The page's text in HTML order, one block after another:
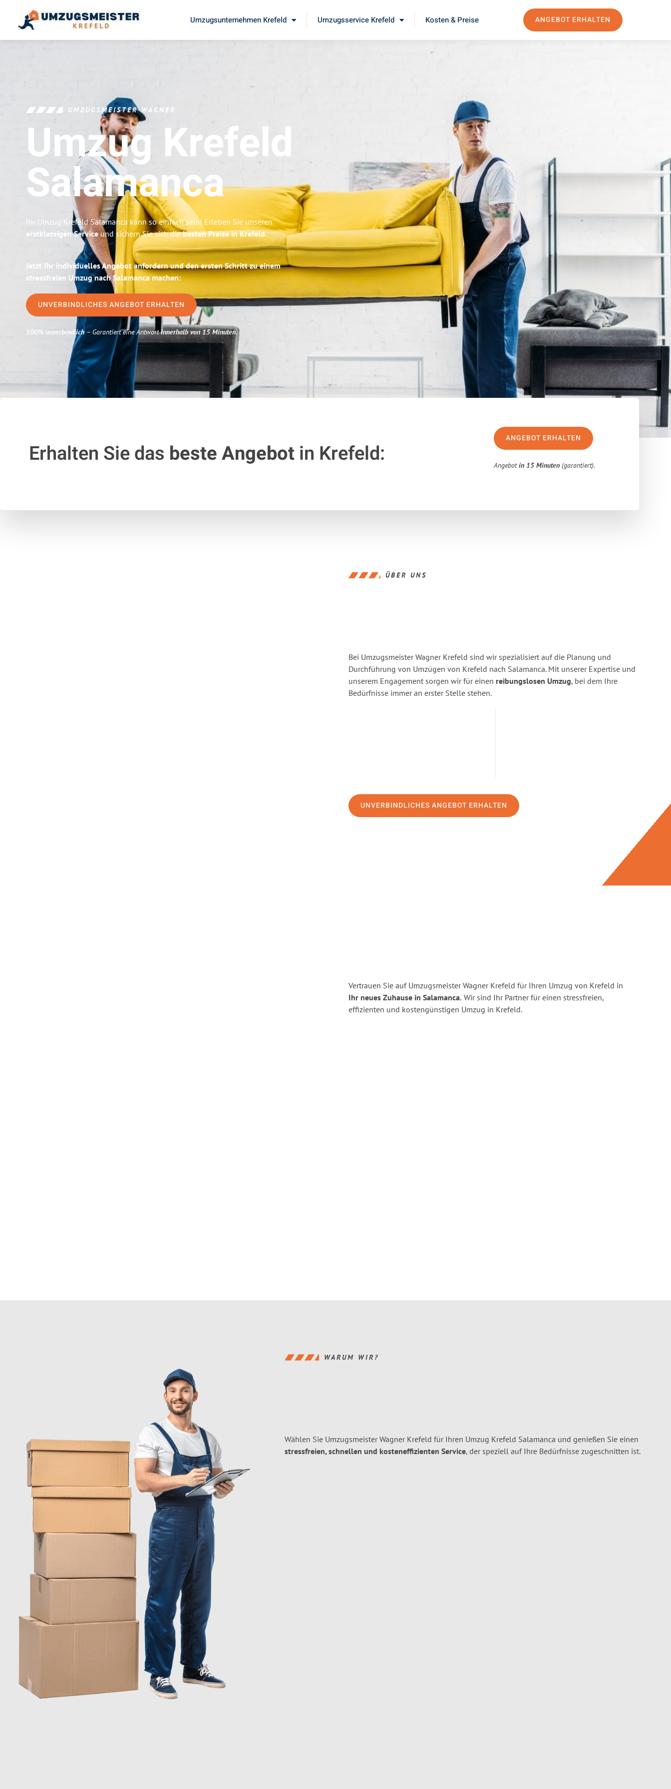
Umzugsunternehmen Krefeld Umzugsservice Krefeld Kosten & Preise ANGEBOT ERHALTEN
UMZUGSMEISTER WAGNER
Umzug Krefeld
Salamanca
Ihr Umzug Krefeld Salamanca kann so einfach sein! Erleben Sie unseren
erstklassigen Service und sichern Sie sich diebesten Preise in Krefeld.
Jetzt Ihr individuelles Angebot anfordern und den ersten Schritt zu einem
stressfreien Umzug nach Salamanca machen:
UNVERBINDLICHES ANGEBOT ERHALTEN
100% unverbindlich– Garantiert eine Antwortinnerhalb von 15 Minuten.
Erhalten Sie das beste Angebotin Krefeld:
ANGEBOT ERHALTEN
Angebotin 15 Minuten (garantiert).
ÜBER UNS
Bei Umzugsmeister Wagner Krefeld sind wir spezialisiert auf die Planung und
Durchführung von Umzügen von Krefeld nach Salamanca. Mit unserer Expertise und
unserem Engagement sorgen wir für einen reibungslosen Umzug, bei dem Ihre
Bedürfnisse immer an erster Stelle stehen.
UNVERBINDLICHES ANGEBOT ERHALTEN
Vertrauen Sie auf Umzugsmeister Wagner Krefeld für Ihren Umzug von Krefeld in
Ihr neues Zuhause in Salamanca. Wir sind Ihr Partner für einen stressfreien,
effizienten und kostengünstigen Umzug in Krefeld.
WARUM WIR?
Wählen Sie Umzugsmeister Wagner Krefeld für Ihren Umzug Krefeld Salamanca und genießen Sie einen
stressfreien, schnellen und kosteneffizienten Service, der speziell auf Ihre Bedürfnisse zugeschnitten ist.